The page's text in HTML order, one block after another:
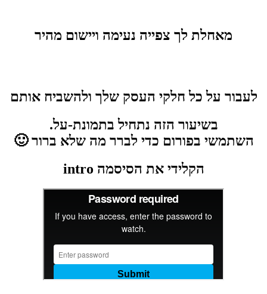
מאחלת לך צפייה נעימה ויישום מהיר
לעבור על כל חלקי העסק שלך ולהשביח אותם
בשיעור הזה נתחיל בתמונת-על.
השתמשי בפורום כדי לברר מה שלא ברור 🙂
הקלידי את הסיסמה intro